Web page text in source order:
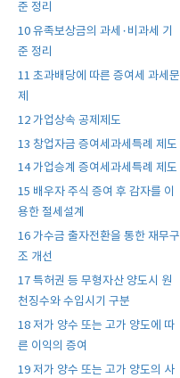
준 정리
10 유족보상금의 과세·비과세 기
준 정리
11 초과배당에 따른 증여세 과세문
제
12 가업상속 공제제도
13 창업자금 증여세과세특례 제도
14 가업승계 증여세과세특례 제도
15 배우자 주식 증여 후 감자를 이
용한 절세설계
16 가수금 출자전환을 통한 재무구
조 개선
17 특허권 등 무형자산 양도시 원
천징수와 수입시기 구분
18 저가 양수 또는 고가 양도에 따
른 이익의 증여
19 저가 양수 또는 고가 양도의 사